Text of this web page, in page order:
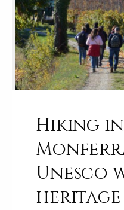
Hiking in
Unesco
heritage